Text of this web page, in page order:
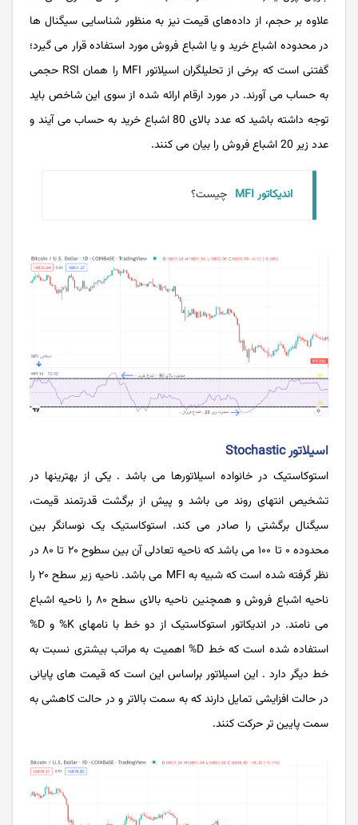
علاوه‌ بر حجم، از داده‌های قیمت نیز به ‌منظور شناسایی سیگنال ‌ها
در محدوده اشباع خرید و یا اشباع فروش مورد استفاده قرار می ‌گیرد؛
گفتنی است که برخی از تحلیلگران اسیلاتور MFI را همان RSI حجمی
به حساب می ‌آورند. در مورد ارقام ارائه ‌شده از سوی این شاخص باید
توجه داشته باشید که عدد بالای 80 اشباع خرید به حساب می‌ آیند و
عدد زیر 20 اشباع فروش را بیان می ‌کنند.
اندیکاتور MFI چیست؟
اسیلاتور Stochastic
استوکاستیک در خانواده اسیلاتورها می‌ باشد . یکی از بهترینها در
تشخیص انتهای روند می ‌باشد و پیش از برگشت قدرتمند قیمت،
سیگنال برگشتی را صادر می ‌کند. استوکاستیک یک نوسانگر بین
محدوده ۰ تا ۱۰۰ می‌ باشد که ناحیه تعادلی آن بین سطوح ۲۰ تا ۸۰ در
نظر گرفته شده است که شبیه به MFI می ‌باشد. ناحیه زیر سطح ۲۰ را
ناحیه اشباع فروش و همچنین ناحیه بالای سطح ۸۰ را ناحیه اشباع
می‌ نامند. در اندیکاتور استوکاستیک از دو خط با نامهای K% و D%
استفاده شده است که خط D% اهمیت به مراتب بیشتری نسبت به
خط دیگر دارد . این اسیلاتور براساس این است که قیمت های پایانی
در حالت افزایشی تمایل دارند که به سمت بالاتر و در حالت کاهشی به
سمت پایین تر حرکت کنند.